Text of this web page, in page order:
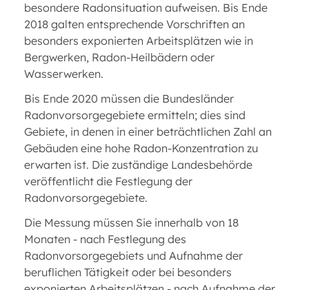
besondere Radonsituation aufweisen. Bis Ende
2018 galten entsprechende Vorschriften an
besonders exponierten Arbeitsplätzen wie in
Bergwerken, Radon-Heilbädern oder
Wasserwerken.
Bis Ende 2020 müssen die Bundesländer
Radonvorsorgegebiete ermitteln; dies sind
Gebiete, in denen in einer beträchtlichen Zahl an
Gebäuden eine hohe Radon-Konzentration zu
erwarten ist. Die zuständige Landesbehörde
veröffentlicht die Festlegung der
Radonvorsorgegebiete.
Die Messung müssen Sie innerhalb von 18
Monaten - nach Festlegung des
Radonvorsorgegebiets und Aufnahme der
beruflichen Tätigkeit oder bei besonders